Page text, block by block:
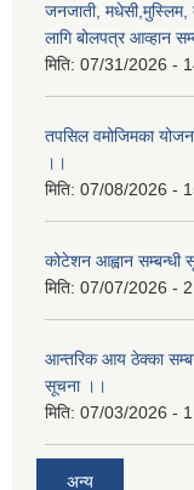
जनजाती, मधेसी,मुस्लिम,
लागि बोलपत्र आव्हान
मिति: 07/31/2026 -
तपसिल वमोजिमका
।।
मिति: 07/08/2026 -
कोटेशन आह्वान सम्बन्धी
मिति: 07/07/2026 -
आन्तरिक आय ठेक्का
सूचना ।।
मिति: 07/03/2026 -
अन्य